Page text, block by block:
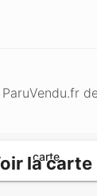
la carte